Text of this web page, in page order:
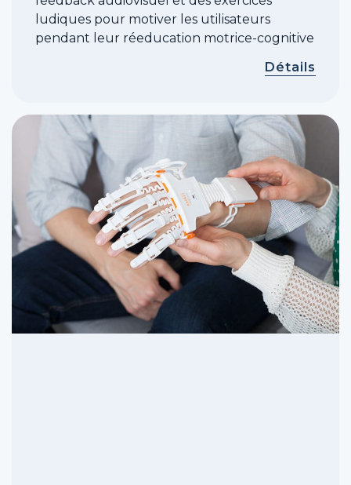
ludiques pour motiver les utilisateurs
pendant leur réeducation motrice-cognitive
Détails